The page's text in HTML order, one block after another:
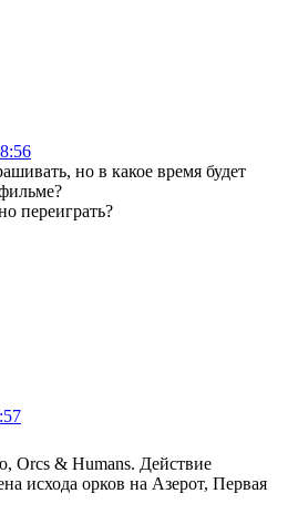
но в какое время будет
переиграть?
Orcs & Humans. Действие
исхода орков на Азерот, Первая